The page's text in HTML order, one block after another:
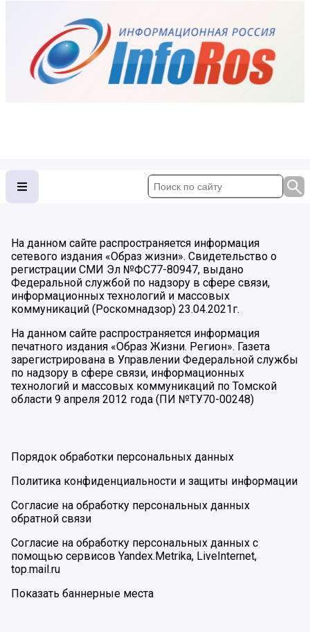
На данном сайте распространяется информация
сетевого издания «Образ жизни». Свидетельство о
регистрации СМИ Эл №ФС77-80947, выдано
Федеральной службой по надзору в сфере связи,
информационных технологий и массовых
коммуникаций (Роскомнадзор) 23.04.2021г.
На данном сайте распространяется информация
печатного издания «Образ Жизни. Регион». Газета
зарегистрирована в Управлении Федеральной службы
по надзору в сфере связи, информационных
технологий и массовых коммуникаций по Томской
области 9 апреля 2012 года (ПИ №ТУ70-00248)
Порядок обработки персональных данных
Политика конфиденциальности и защиты информации
Согласие на обработку персональных данных
обратной связи
Согласие на обработку персональных данных с
помощью сервисов Yandex.Metrika, LiveInternet,
top.mail.ru
Показать баннерные места